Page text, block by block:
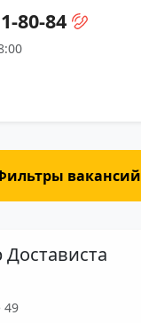
вакансий
80-84